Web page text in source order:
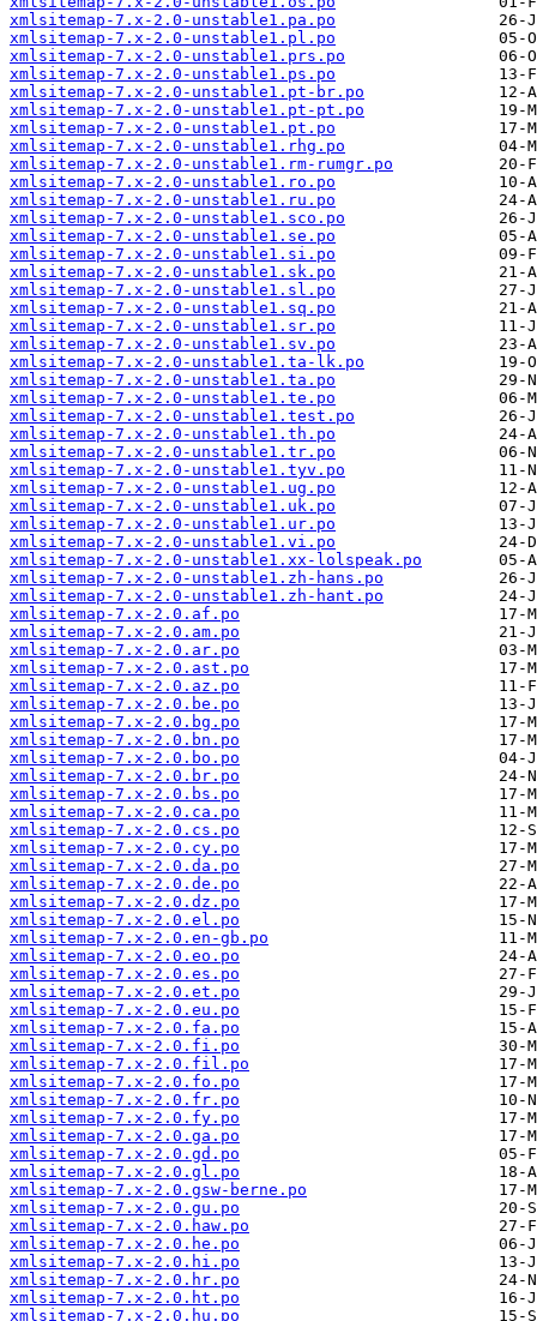
xmlsitemap-7.x-2.0-unstable1.pa.po
xmlsitemap-7.x-2.0-unstable1.pl.po
xmlsitemap-7.x-2.0-unstable1.prs.po
xmlsitemap-7.x-2.0-unstable1.ps.po
xmlsitemap-7.x-2.0-unstable1.pt-br.po
xmlsitemap-7.x-2.0-unstable1.pt-pt.po
xmlsitemap-7.x-2.0-unstable1.pt.po
xmlsitemap-7.x-2.0-unstable1.rhg.po
xmlsitemap-7.x-2.0-unstable1.rm-rumgr.po
xmlsitemap-7.x-2.0-unstable1.ro.po
xmlsitemap-7.x-2.0-unstable1.ru.po
xmlsitemap-7.x-2.0-unstable1.sco.po
xmlsitemap-7.x-2.0-unstable1.se.po
xmlsitemap-7.x-2.0-unstable1.si.po
xmlsitemap-7.x-2.0-unstable1.sk.po
xmlsitemap-7.x-2.0-unstable1.sl.po
xmlsitemap-7.x-2.0-unstable1.sq.po
xmlsitemap-7.x-2.0-unstable1.sr.po
xmlsitemap-7.x-2.0-unstable1.sv.po
xmlsitemap-7.x-2.0-unstable1.ta-lk.po
xmlsitemap-7.x-2.0-unstable1.ta.po
xmlsitemap-7.x-2.0-unstable1.te.po
xmlsitemap-7.x-2.0-unstable1.test.po
xmlsitemap-7.x-2.0-unstable1.th.po
xmlsitemap-7.x-2.0-unstable1.tr.po
xmlsitemap-7.x-2.0-unstable1.tyv.po
xmlsitemap-7.x-2.0-unstable1.ug.po
xmlsitemap-7.x-2.0-unstable1.uk.po
xmlsitemap-7.x-2.0-unstable1.ur.po
xmlsitemap-7.x-2.0-unstable1.vi.po
xmlsitemap-7.x-2.0-unstable1.xx-lolspeak.po
xmlsitemap-7.x-2.0-unstable1.zh-hans.po
xmlsitemap-7.x-2.0-unstable1.zh-hant.po
xmlsitemap-7.x-2.0.af.po
xmlsitemap-7.x-2.0.am.po
xmlsitemap-7.x-2.0.ar.po
xmlsitemap-7.x-2.0.ast.po
xmlsitemap-7.x-2.0.az.po
xmlsitemap-7.x-2.0.be.po
xmlsitemap-7.x-2.0.bg.po
xmlsitemap-7.x-2.0.bn.po
xmlsitemap-7.x-2.0.bo.po
xmlsitemap-7.x-2.0.br.po
xmlsitemap-7.x-2.0.bs.po
xmlsitemap-7.x-2.0.ca.po
xmlsitemap-7.x-2.0.cs.po
xmlsitemap-7.x-2.0.cy.po
xmlsitemap-7.x-2.0.da.po
xmlsitemap-7.x-2.0.de.po
xmlsitemap-7.x-2.0.dz.po
xmlsitemap-7.x-2.0.el.po
xmlsitemap-7.x-2.0.en-gb.po
xmlsitemap-7.x-2.0.eo.po
xmlsitemap-7.x-2.0.es.po
xmlsitemap-7.x-2.0.et.po
xmlsitemap-7.x-2.0.eu.po
xmlsitemap-7.x-2.0.fa.po
xmlsitemap-7.x-2.0.fi.po
xmlsitemap-7.x-2.0.fil.po
xmlsitemap-7.x-2.0.fo.po
xmlsitemap-7.x-2.0.fr.po
xmlsitemap-7.x-2.0.fy.po
xmlsitemap-7.x-2.0.ga.po
xmlsitemap-7.x-2.0.gd.po
xmlsitemap-7.x-2.0.gl.po
xmlsitemap-7.x-2.0.gsw-berne.po
xmlsitemap-7.x-2.0.gu.po
xmlsitemap-7.x-2.0.haw.po
xmlsitemap-7.x-2.0.he.po
xmlsitemap-7.x-2.0.hi.po
xmlsitemap-7.x-2.0.hr.po
xmlsitemap-7.x-2.0.ht.po
xmlsitemap-7.x-2.0.hu.po